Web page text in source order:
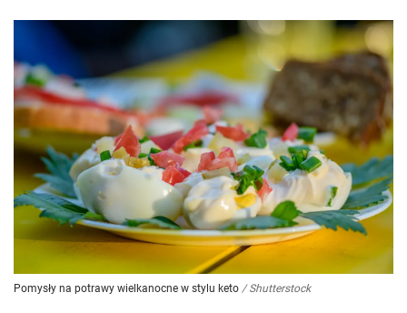
Pomysły na potrawy wielkanocne w stylu keto / Shutterstock